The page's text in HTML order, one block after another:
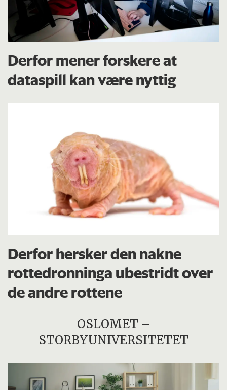
Derfor mener forskere at
dataspill kan være nyttig
Derfor hersker den nakne
rottedronninga ubestridt over
de andre rottene
OSLOMET –
STORBYUNIVERSITETET